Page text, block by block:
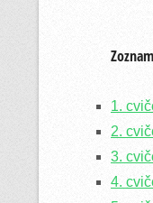
1.
2.
3.
4.